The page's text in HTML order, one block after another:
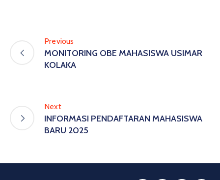
Previous
MONITORING OBE MAHASISWA USIMAR
KOLAKA
Next
INFORMASI PENDAFTARAN MAHASISWA
BARU 2025